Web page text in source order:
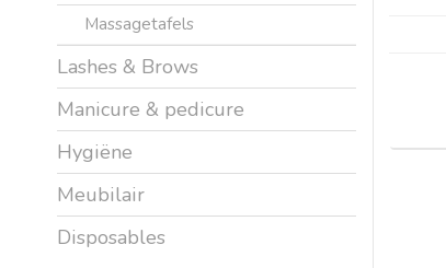
Massagetafels
Lashes & Brows
Manicure & pedicure
Hygiëne
Meubilair
Disposables